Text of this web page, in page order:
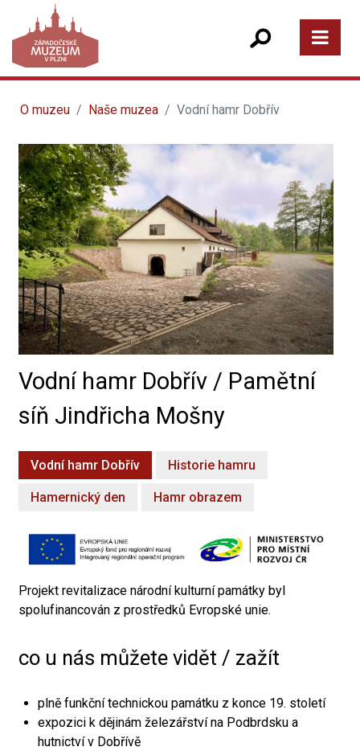
O muzeu Naše muzea Vodní hamr Dobřív
Vodní hamr Dobřív / Pamětní
síň Jindřicha Mošny
Vodní hamr Dobřív Historie hamru
Hamernický den Hamr obrazem
Projekt revitalizace národní kulturní památky byl
spolufinancován z prostředků Evropské unie.
co u nás můžete vidět / zažít
plně funkční technickou památku z konce 19. století
expozici k dějinám železářství na Podbrdsku a
hutnictví v Dobřívě